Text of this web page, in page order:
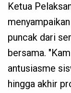
Ketua
puncak dari
bersama.
antusiasme
hingga akhir